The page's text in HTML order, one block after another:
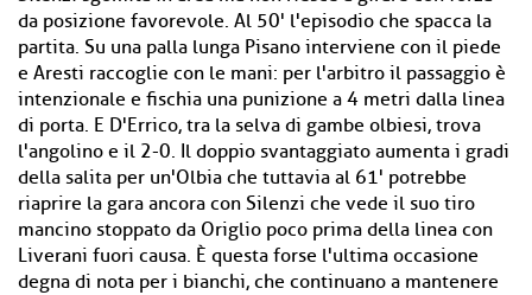
da posizione favorevole. Al 50' l'episodio che spacca la
partita. Su una palla lunga Pisano interviene con il piede
e Aresti raccoglie con le mani: per l'arbitro il passaggio è
intenzionale e fischia una punizione a 4 metri dalla linea
di porta. E D'Errico, tra la selva di gambe olbiesi, trova
l'angolino e il 2-0. Il doppio svantaggiato aumenta i gradi
della salita per un'Olbia che tuttavia al 61' potrebbe
riaprire la gara ancora con Silenzi che vede il suo tiro
mancino stoppato da Origlio poco prima della linea con
Liverani fuori causa. È questa forse l'ultima occasione
degna di nota per i bianchi, che continuano a mantenere